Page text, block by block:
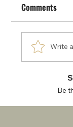
Comments
Write
Be